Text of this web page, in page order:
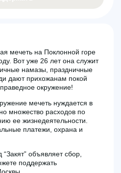
мечеть на Поклонной горе
Вот уже 26 лет она служит
намазы, праздничные
дают прихожанам покой
окружение!
мечеть нуждается в
множество расходов по
ее жизнедеятельности.
платежи, охрана и
объявляет сбор,
поддержать